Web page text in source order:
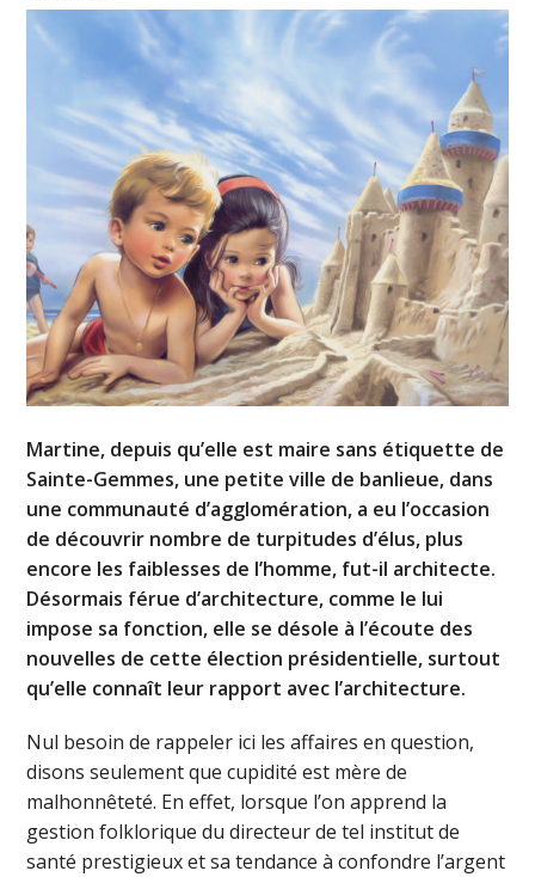
Martine, depuis qu’elle est maire sans étiquette de
Sainte-Gemmes, une petite ville de banlieue, dans
une communauté d’agglomération, a eu l’occasion
de découvrir nombre de turpitudes d’élus, plus
encore les faiblesses de l’homme, fut-il architecte.
Désormais férue d’architecture, comme le lui
impose sa fonction, elle se désole à l’écoute des
nouvelles de cette élection présidentielle, surtout
qu’elle connaît leur rapport avec l’architecture.
Nul besoin de rappeler ici les affaires en question,
disons seulement que cupidité est mère de
malhonnêteté. En effet, lorsque l’on apprend la
gestion folklorique du directeur de tel institut de
santé prestigieux et sa tendance à confondre l’argent